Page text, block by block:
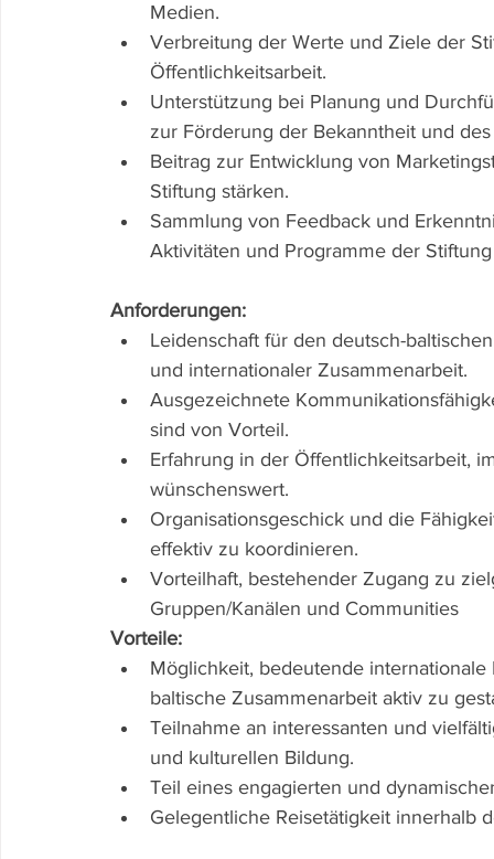
Medien.
Verbreitung der Werte und Ziele der
Öffentlichkeitsarbeit.
Unterstützung bei Planung und
zur Förderung der Bekanntheit und
Beitrag zur Entwicklung von
Stiftung stärken.
Sammlung von Feedback und
Aktivitäten und Programme der
Anforderungen:
Leidenschaft für den deutsch-
und internationaler Zusammenarbeit.
Ausgezeichnete
sind von Vorteil.
Erfahrung in der Öffentlichkeitsarbeit,
wünschenswert.
Organisationsgeschick und die
effektiv zu koordinieren.
Vorteilhaft, bestehender Zugang zu
Gruppen/Kanälen und Communities
Vorteile:
Möglichkeit, bedeutende
baltische Zusammenarbeit aktiv zu
Teilnahme an interessanten und
und kulturellen Bildung.
Teil eines engagierten und
Gelegentliche Reisetätigkeit innerhalb